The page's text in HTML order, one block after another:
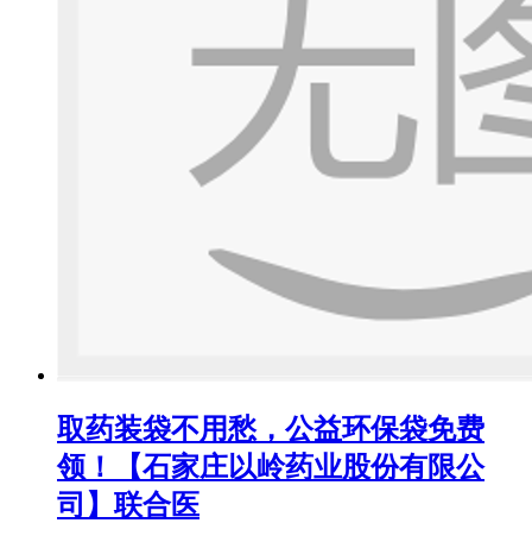
取药装袋不用愁，公益环保袋免费
领！【石家庄以岭药业股份有限公
司】联合医